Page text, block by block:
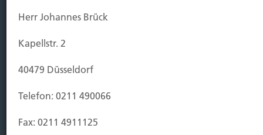
Leben
Sichern
Kauf Grundstück
Baufertigstellung/Hauskauf
Herr Johannes Brück
Kapellstr. 2
40479 Düsseldorf
Telefon: 0211 490066
Fax: 0211 4911125